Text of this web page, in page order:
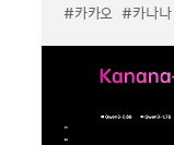
#카카오 #카나나